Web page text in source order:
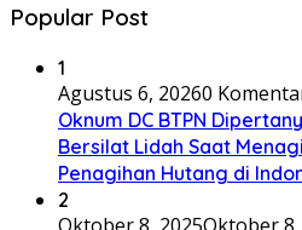
Popular Post
1
Agustus 6, 20260
Oknum DC BTPN
Bersilat Lidah Saat
Penagihan Hutang di
2